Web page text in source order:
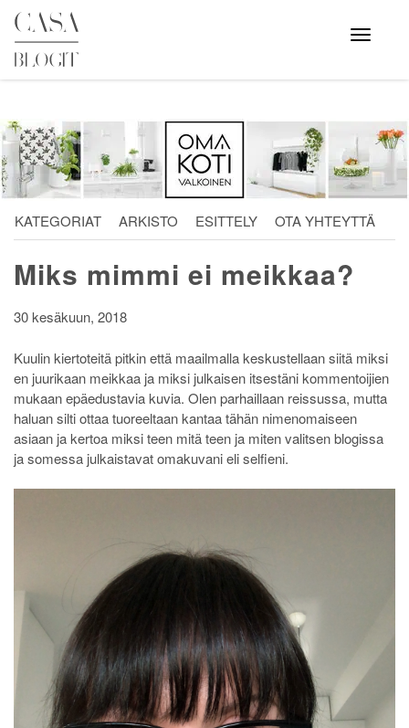
Skip
content
Avaa
valikko
KATEGORIAT ARKISTO ESITTELY OTA YHTEYTTÄ
Miks mimmi ei meikkaa?
30 kesäkuun, 2018
Kuulin kiertoteitä pitkin että maailmalla keskustellaan siitä miksi
en juurikaan meikkaa ja miksi julkaisen itsestäni kommentoijien
mukaan epäedustavia kuvia. Olen parhaillaan reissussa, mutta
haluan silti ottaa tuoreeltaan kantaa tähän nimenomaiseen
asiaan ja kertoa miksi teen mitä teen ja miten valitsen blogissa
ja somessa julkaistavat omakuvani eli selfieni.